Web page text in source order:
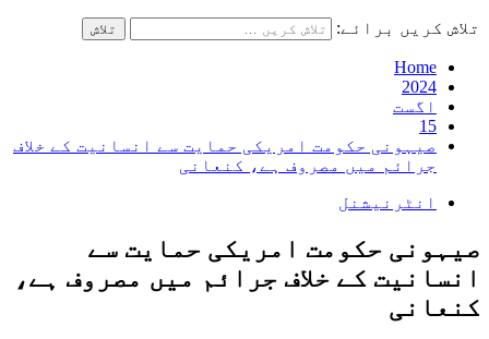
تلاش کریں برائے:
Home
2024
اگست
15
صیہونی حکومت امریکی حمایت سے انسانیت کے خلاف
جرائم میں مصروف ہے، کنعانی
انٹرنیشنل
صیہونی حکومت امریکی حمایت سے
انسانیت کے خلاف جرائم میں مصروف ہے،
کنعانی